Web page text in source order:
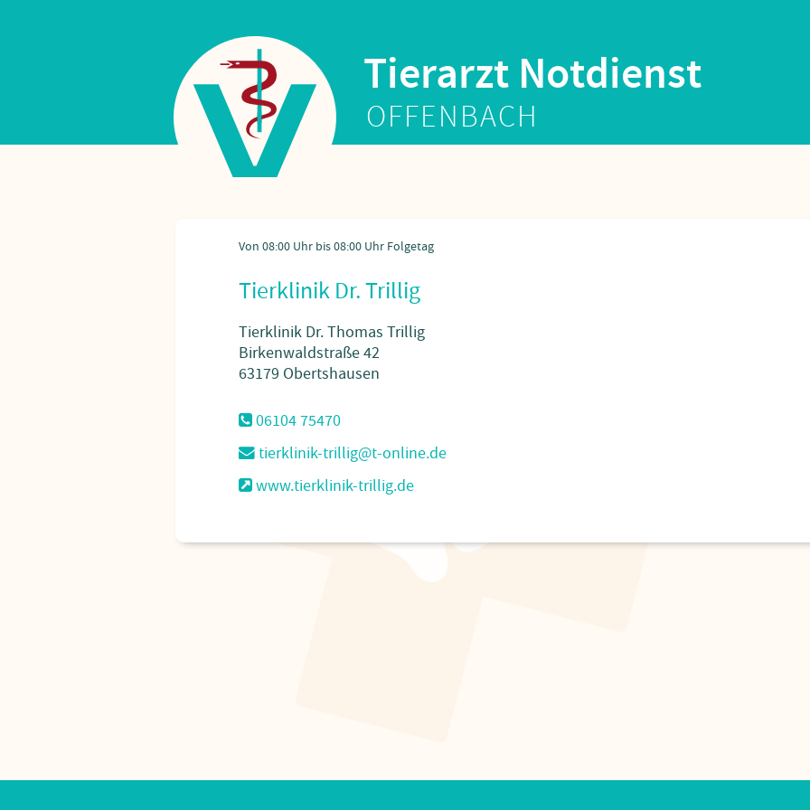
Tierarzt Notdienst
OFFENBACH
Tierklinik Dr. Trillig
Tierklinik Dr. Thomas Trillig
Birkenwaldstraße 42
63179 Obertshausen
06104 75470
tierklinik-trillig@t-online.de
www.tierklinik-trillig.de